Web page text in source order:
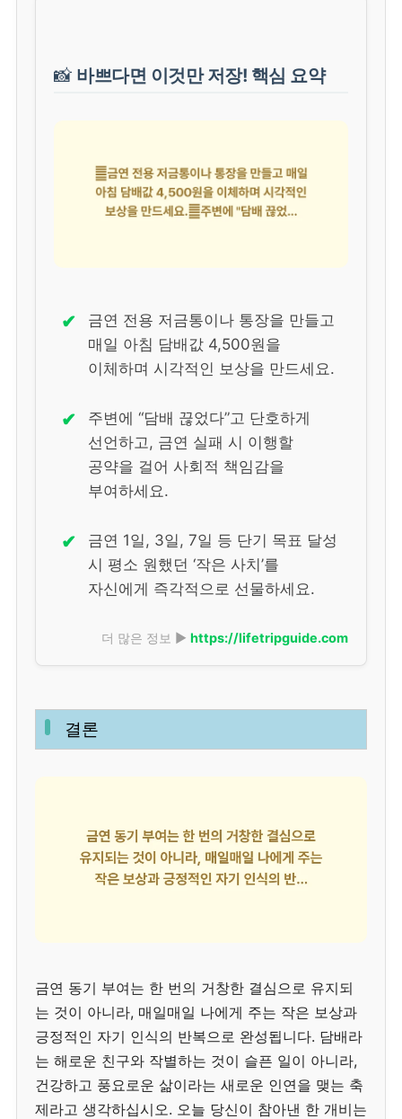
📸 바쁘다면 이것만 저장! 핵심 요약
✔
금연 전용 저금통이나 통장을 만들고
매일 아침 담배값 4,500원을
이체하며 시각적인 보상을 만드세요.
✔
주변에 “담배 끊었다”고 단호하게
선언하고, 금연 실패 시 이행할
공약을 걸어 사회적 책임감을
부여하세요.
✔
금연 1일, 3일, 7일 등 단기 목표 달성
시 평소 원했던 ‘작은 사치’를
자신에게 즉각적으로 선물하세요.
더 많은 정보 ▶ https://lifetripguide.com
결론
금연 동기 부여는 한 번의 거창한 결심으로 유지되
는 것이 아니라, 매일매일 나에게 주는 작은 보상과
긍정적인 자기 인식의 반복으로 완성됩니다. 담배라
는 해로운 친구와 작별하는 것이 슬픈 일이 아니라,
건강하고 풍요로운 삶이라는 새로운 인연을 맺는 축
제라고 생각하십시오. 오늘 당신이 참아낸 한 개비는